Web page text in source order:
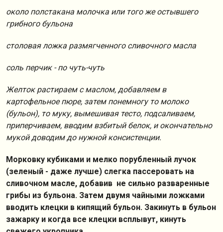
около полстакана молочка или того же остывшего
грибного бульона
столовая ложка размягченного сливочного масла
соль перчик - по чуть-чуть
Желток растираем с маслом, добавляем в
картофельное пюре, затем понемногу то молоко
(бульон), то муку, вымешивая тесто, подсаливаем,
приперчиваем, вводим взбитый белок, и окончательно
мукой доводим до нужной консистенции.
Морковку кубиками и мелко порубленный лучок
(зеленый - даже лучше) слегка пассеровать на
сливочном масле, добавив не сильно разваренные
грибы из бульона. Затем двумя чайными ложками
вводить клецки в кипящий бульон. Закинуть в бульон
зажарку и когда все клецки всплывут, кинуть